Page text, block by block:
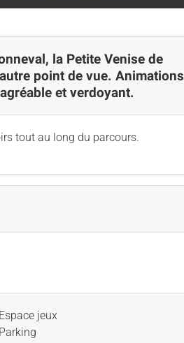
la Petite Venise de
point de vue. Animations
et verdoyant.
tout au long du parcours.
Espace jeux
Parking